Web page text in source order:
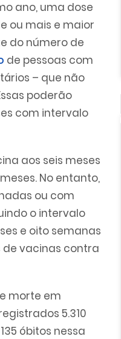
ano, uma dose
ou mais e maior
do número de
de pessoas com
– que não
poderão
com intervalo
aos seis meses
No entanto,
ou com
o intervalo
e oito semanas
de vacinas contra
morte em
5.310
óbitos nessa